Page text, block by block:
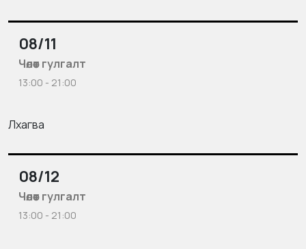
08/11
Чөлөөт гулгалт
13:00 - 21:00
Лхагва
08/12
Чөлөөт гулгалт
13:00 - 21:00